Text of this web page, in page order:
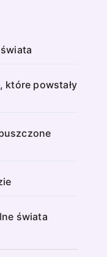
które powstały
świata